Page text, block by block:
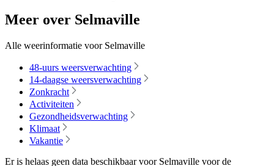
Meer over Selmaville
Alle weerinformatie voor Selmaville
48-uurs weersverwachting
14-daagse weersverwachting
Zonkracht
Activiteiten
Gezondheidsverwachting
Klimaat
Vakantie
Er is helaas geen data beschikbaar voor Selmaville voor de